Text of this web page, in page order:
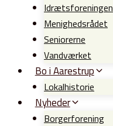
Idrætsforeningen
Menighedsrådet
Seniorerne
Vandværket
Bo i Aarestrup
Lokalhistorie
Nyheder
Borgerforening